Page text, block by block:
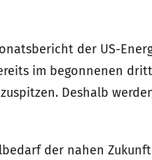
der US-
im begonnenen
Deshalb
der nahen